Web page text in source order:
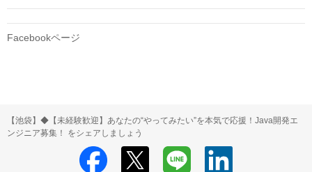
Facebookページ
【池袋】◆【未経験歓迎】あなたの“やってみたい”を本気で応援！Java開発エ
ンジニア募集！ をシェアしましょう